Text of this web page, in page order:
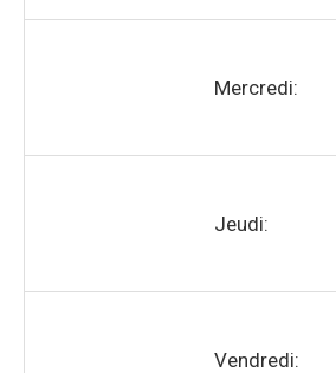
Mercredi:
Jeudi:
Vendredi: